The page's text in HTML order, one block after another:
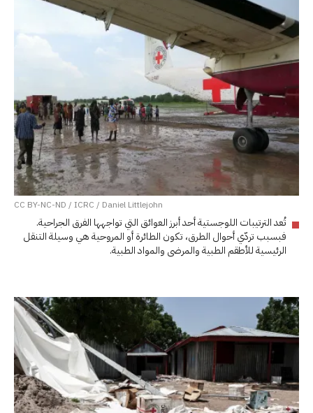
CC BY-NC-ND / ICRC / Daniel Littlejohn
تُعد الترتيبات اللوجستية أحد أبرز العوائق التي تواجهها الفرق الجراحية.
فبسبب تردّي أحوال الطرق، تكون الطائرة أو المروحية هي وسيلة التنقل
الرئيسية للأطقم الطبية والمرضى والمواد الطبية.